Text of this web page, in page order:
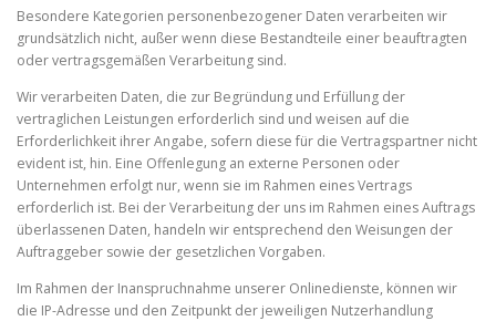
Besondere Kategorien personenbezogener Daten verarbeiten wir
grundsätzlich nicht, außer wenn diese Bestandteile einer beauftragten
oder vertragsgemäßen Verarbeitung sind.
Wir verarbeiten Daten, die zur Begründung und Erfüllung der
vertraglichen Leistungen erforderlich sind und weisen auf die
Erforderlichkeit ihrer Angabe, sofern diese für die Vertragspartner nicht
evident ist, hin. Eine Offenlegung an externe Personen oder
Unternehmen erfolgt nur, wenn sie im Rahmen eines Vertrags
erforderlich ist. Bei der Verarbeitung der uns im Rahmen eines Auftrags
überlassenen Daten, handeln wir entsprechend den Weisungen der
Auftraggeber sowie der gesetzlichen Vorgaben.
Im Rahmen der Inanspruchnahme unserer Onlinedienste, können wir
die IP-Adresse und den Zeitpunkt der jeweiligen Nutzerhandlung